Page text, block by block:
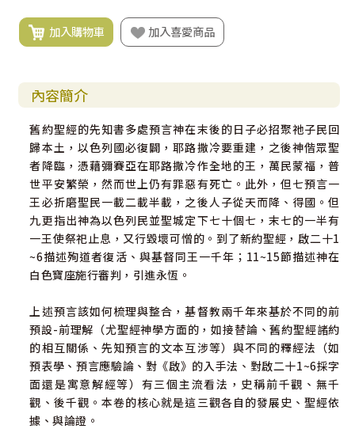
加入購物車 加入喜愛商品
內容簡介
舊約聖經的先知書多處預言神在末後的日子必招聚祂子民回
歸本土，以色列國必復闢，耶路撒冷要重建，之後神偕眾聖
者降臨，憑藉彌賽亞在耶路撒冷作全地的王，萬民蒙福，普
世平安繁榮，然而世上仍有罪惡有死亡。此外，但七預言一
王必折磨聖民一載二載半載，之後人子從天而降、得國。但
九更指出神為以色列民並聖城定下七十個七，末七的一半有
一王使祭祀止息，又行毀壞可憎的。到了新約聖經，啟二十1
~6描述殉道者復活、與基督同王一千年；11~15節描述神在
白色寶座施行審判，引進永恆。
上述預言該如何梳理與整合，基督教兩千年來基於不同的前
預設-前理解（尤聖經神學方面的，如接替論、舊約聖經諸約
的相互關係、先知預言的文本互涉等）與不同的釋經法（如
預表學、預言應驗論、對《啟》的入手法、對啟二十1~6採字
面還是寓意解經等）有三個主流看法，史稱前千觀、無千
觀、後千觀。本卷的核心就是這三觀各自的發展史、聖經依
據、與論證。